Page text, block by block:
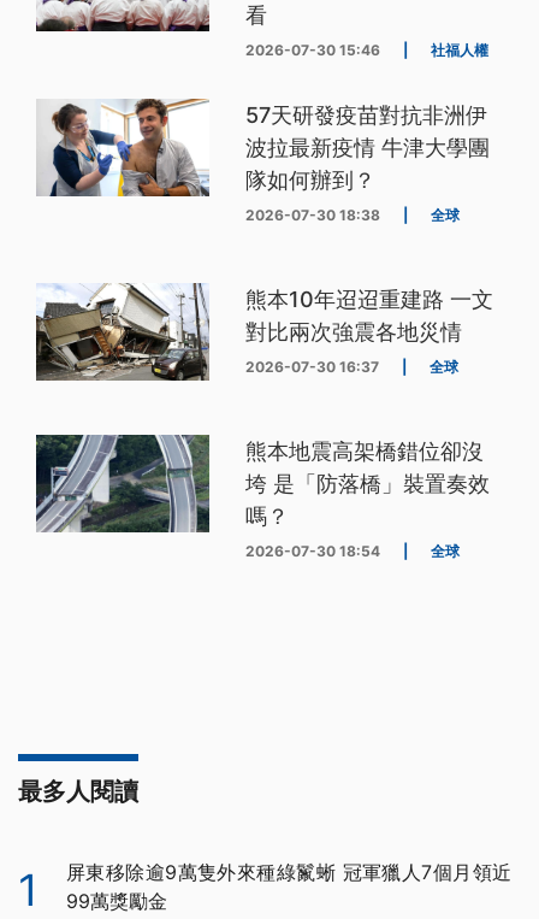
看
2026-07-30 15:46 社福人權
57天研發疫苗對抗非洲伊
波拉最新疫情 牛津大學團
隊如何辦到？
2026-07-30 18:38 全球
熊本10年迢迢重建路 一文
對比兩次強震各地災情
2026-07-30 16:37 全球
熊本地震高架橋錯位卻沒
垮 是「防落橋」裝置奏效
嗎？
2026-07-30 18:54 全球
最多人閱讀
1
屏東移除逾9萬隻外來種綠鬣蜥 冠軍獵人7個月領近
99萬獎勵金